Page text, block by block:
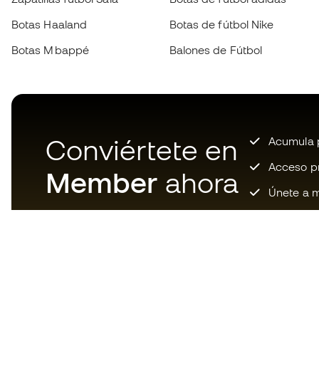
Botas Haaland
Botas Mbappé
Botas de fútbol Nike
Balones de Fútbol
Conviértete en
Member ahora
Acumula
Acceso
Únete a